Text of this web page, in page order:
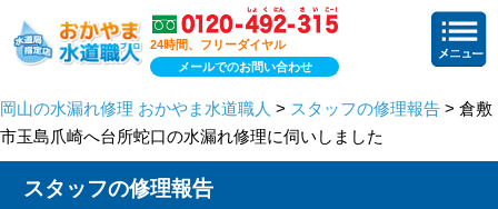
24時間、フリーダイヤル
メールでのお問い合わせ
岡山の水漏れ修理 おかやま水道職人 > スタッフの修理報告 > 倉敷
市玉島爪崎へ台所蛇口の水漏れ修理に伺いしました
スタッフの修理報告